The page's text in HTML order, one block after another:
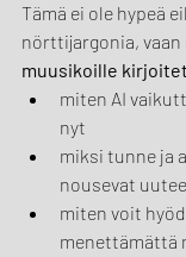
Tämä ei ole hypeä
nörttijargonia, vaan
muusikoille
miten AI
nyt
miksi tunne ja
nousevat
miten voit
menettämättä